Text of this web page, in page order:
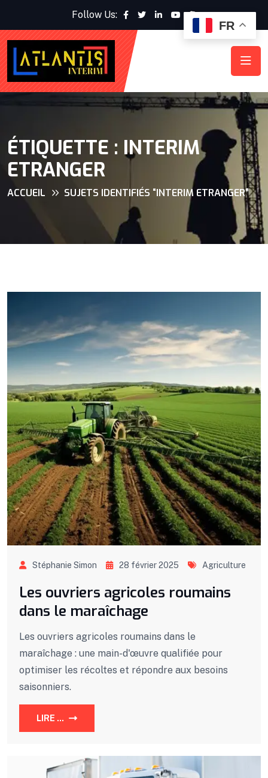
Follow Us:
ÉTIQUETTE : INTERIM
ETRANGER
ACCUEIL SUJETS IDENTIFIÉS “INTERIM ETRANGER”
Stéphanie Simon 28 février 2025 Agriculture
Les ouvriers agricoles roumains
dans le maraîchage
Les ouvriers agricoles roumains dans le
maraîchage : une main-d'œuvre qualifiée pour
optimiser les récoltes et répondre aux besoins
saisonniers.
LIRE ...
FR